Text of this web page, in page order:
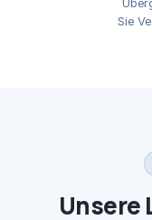
Sie
Unsere